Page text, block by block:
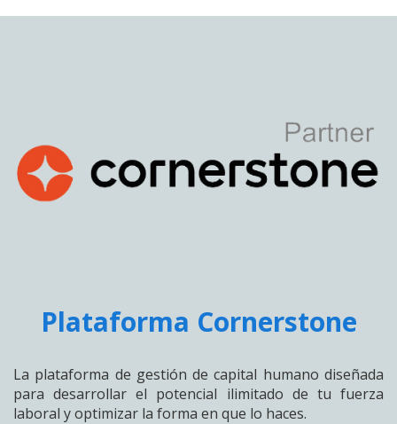
Plataforma Cornerstone
La plataforma de gestión de capital humano diseñada
para desarrollar el potencial ilimitado de tu fuerza
laboral y optimizar la forma en que lo haces.